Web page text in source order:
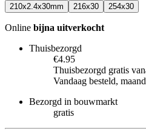
210x2.4x30mm 216x30 254x30
Online bijna uitverkocht
Thuisbezorgd
€4.95
Thuisbezorgd gratis
Vandaag besteld,
Bezorgd in bouwmarkt
gratis